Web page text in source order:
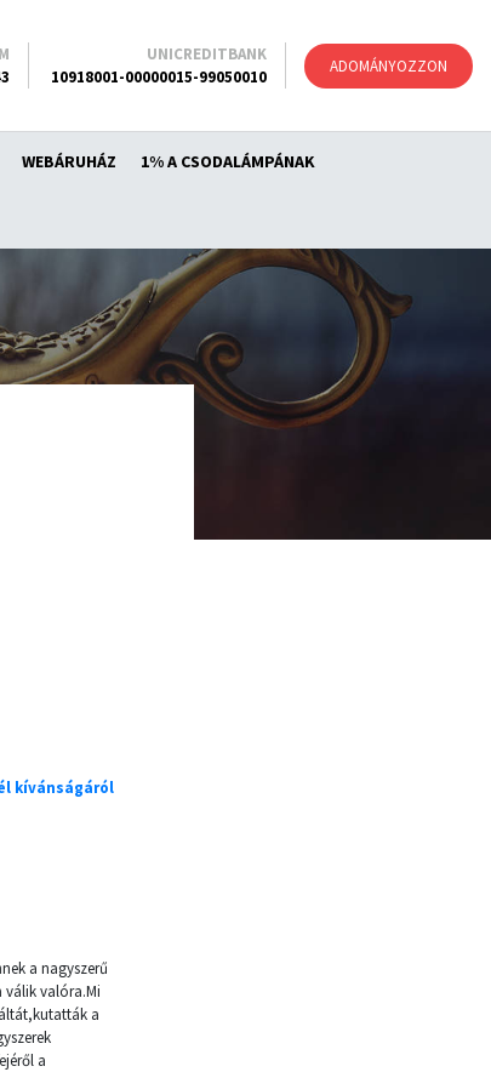
ADOMÁNYOZZON
WEBÁRUHÁZ 1% A CSODALÁMPÁNAK
UNICREDITBANK
10918001-00000015-99050010
kívánságáról
a nagyszerű
válik valóra.Mi
a
a